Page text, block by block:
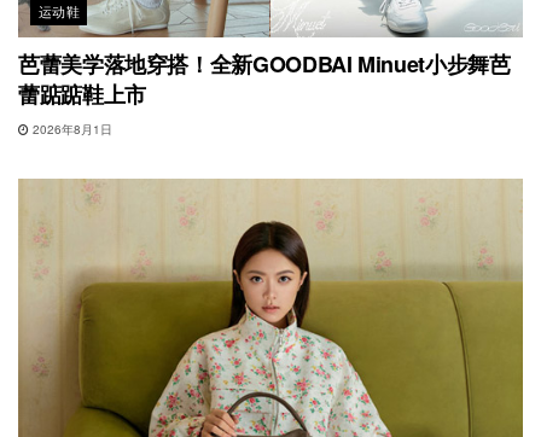
运动鞋
芭蕾美学落地穿搭！全新GOODBAI Minuet小步舞芭
蕾踮踮鞋上市
2026年8月1日